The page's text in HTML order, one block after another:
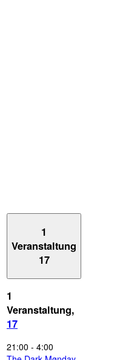
1
Veranstaltung
17
1
Veranstaltung,
17
21:00 - 4:00